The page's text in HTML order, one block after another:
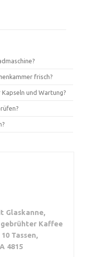
frisch?
und Wartung?
Glaskanne,
Kaffee
Tassen,
4815